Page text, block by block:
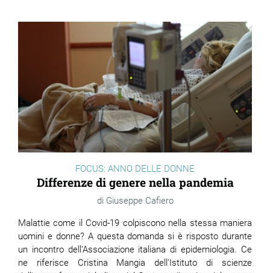
FOCUS: ANNO DELLE DONNE
Differenze di genere nella pandemia
Giuseppe Cafiero
Malattie come il Covid-19 colpiscono nella stessa maniera
uomini e donne? A questa domanda si è risposto durante
un incontro dell'Associazione italiana di epidemiologia. Ce
ne riferisce Cristina Mangia dell'Istituto di scienze